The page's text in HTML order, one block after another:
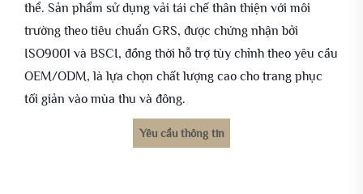
thể. Sản phẩm sử dụng vải tái chế thân thiện với môi
trường theo tiêu chuẩn GRS, được chứng nhận bởi
ISO9001 và BSCI, đồng thời hỗ trợ tùy chỉnh theo yêu cầu
OEM/ODM, là lựa chọn chất lượng cao cho trang phục
tối giản vào mùa thu và đông.
Yêu cầu thông tin